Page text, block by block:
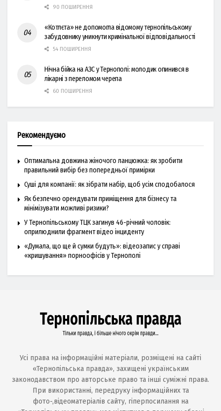
90 ПОШИРЕННЯ
«Котлєта» не допомогла відомому тернопільському
забудовнику уникнути кримінальної відповідальності
54 ПОШИРЕННЯ
Нічна бійка на АЗС у Тернополі: молодик опинився в
лікарні з переломом черепа
60 ПОШИРЕННЯ
Рекомендуємо
Оптимальна довжина жіночого ланцюжка: як зробити
правильний вибір без попередньої примірки
Суші для компанії: як зібрати набір, щоб усім сподобалося
Як безпечно орендувати приміщення для бізнесу та
мінімізувати можливі ризики?
У Тернопільському ТЦК загинув 46-річний чоловік:
оприлюднили фрагмент відео інциденту
«Думала, що ще й сумки будуть»: відеозапис у справі
«кришування» порноофісів у Тернополі
Усі права на інформаційні матеріали, розміщені на сайті
«Тернопільська правда», захищені українським
законодавством про авторське право та інші суміжні права.
При використанні, передруку інформаційних та
фото-,відеоматеріалів сайту, гіперпосилання на